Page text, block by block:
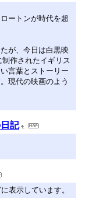
ートンが時代を超
が、今日は白黒映
作されたイギリス
言葉とストーリー
現代の映画のよう
記
表示しています。